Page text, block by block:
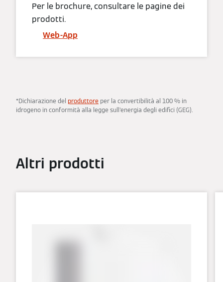
Per le brochure, consultare le pagine dei
prodotti.
Web-App
*Dichiarazione del produttore per la convertibilità al 100 % in
idrogeno in conformità alla legge sull'energia degli edifici (GEG).
Altri prodotti